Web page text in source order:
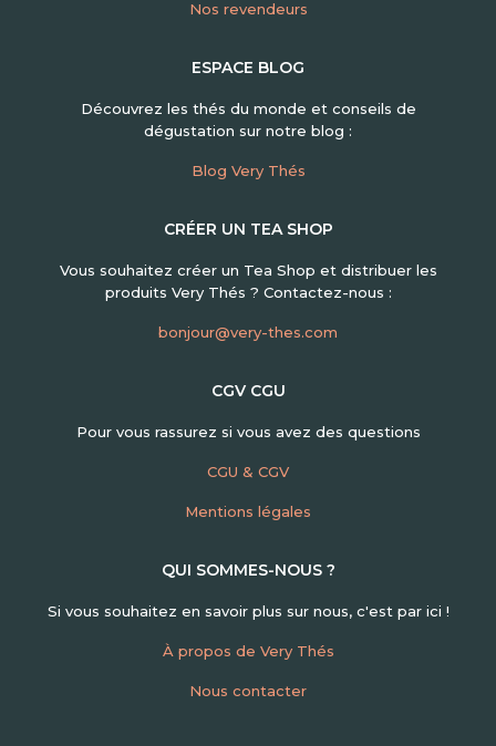
Nos revendeurs
ESPACE BLOG
Découvrez les thés du monde et conseils de
dégustation sur notre blog :
Blog Very Thés
CRÉER UN TEA SHOP
Vous souhaitez créer un Tea Shop et distribuer les
produits Very Thés ? Contactez-nous :
bonjour@very-thes.com
CGV CGU
Pour vous rassurez si vous avez des questions
CGU & CGV
Mentions légales
QUI SOMMES-NOUS ?
Si vous souhaitez en savoir plus sur nous, c'est par ici !
À propos de Very Thés
Nous contacter